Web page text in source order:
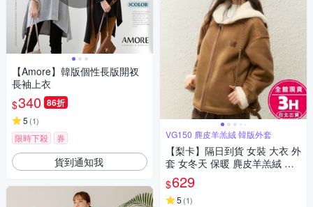
【Amore】韓版個性長版開衩
長袖上衣
$340 86折
5 (1)
限時下殺 券
貨到通知我
VG150 麂皮羊羔絨 韓版外套
【梨卡】隔日到貨 女裝 大衣 外
套 女冬天 保暖 麂皮羊羔絨 韓
版外套 冬天外套 加厚保暖外套
VG150【現貨24H】
$629
5 (1)